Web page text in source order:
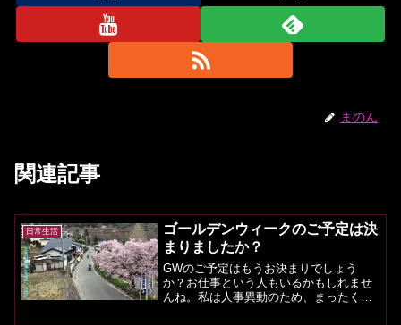
まのん
関連記事
日常生活
ゴールデンウィークのご予定は決
まりましたか？
GWのご予定はもうお決まりでしょう
か？お仕事という人もいるかもしれませ
んね。私は人事異動のため、まったくス